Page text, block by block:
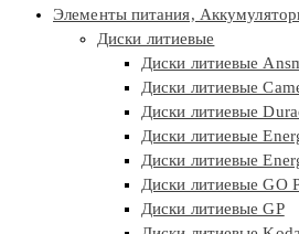
Элементы питания,
Диски литиевые
Диски литиевые
Диски литиевые
Диски литиевые
Диски литиевые
Диски литиевые
Диски литиевые GO
Диски литиевые GP